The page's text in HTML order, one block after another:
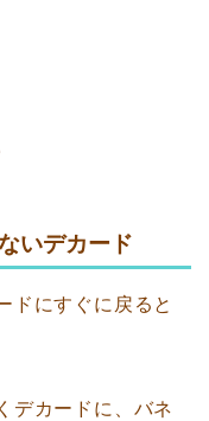
いデカード
ドにすぐに戻ると
デカードに、バネ